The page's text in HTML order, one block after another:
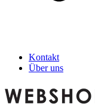
Kontakt
Über uns